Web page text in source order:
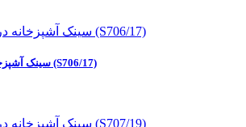
سینک آشپزخانه درخشان مدل (S706/17)